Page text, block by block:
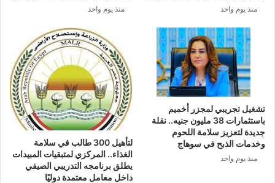
منذ يوم واحد منذ يوم واحد
تشغيل تجريبي لمجزر أخميم
باستثمارات 38 مليون جنيه.. نقلة
جديدة لتعزيز سلامة اللحوم
وخدمات الذبح في سوهاج
منذ يوم واحد
لتأهيل 300 طالب في سلامة
الغذاء.. المركزي لمتبقيات المبيدات
يطلق برنامجه التدريبي الصيفي
داخل معامل معتمدة دوليًا